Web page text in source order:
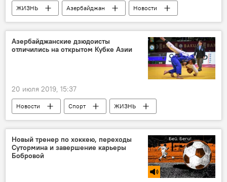
ЖИЗНЬ Азербайджан Новости
Азербайджанские дзюдоисты
отличились на открытом Кубке Азии
20 июля 2019, 15:37
Новости Спорт
ЖИЗНЬ
Азербайджан
Новый тренер по хоккею, переходы
Сутормина и завершение карьеры
Бобровой